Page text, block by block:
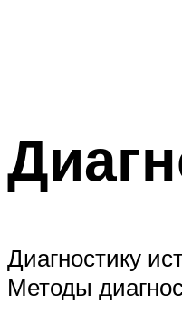
Диагностику
Методы